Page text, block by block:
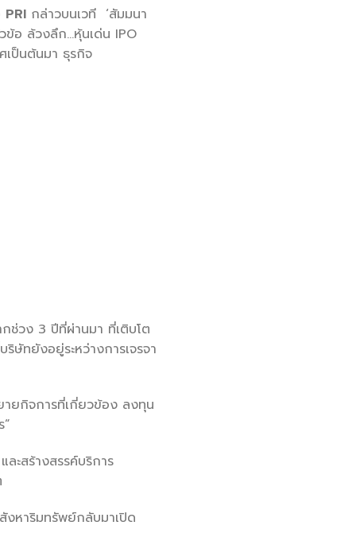
PRI กล่าวบนเวที ‘สัมมนา
ข้อ ล้วงลึก…หุ้นเด่น IPO
เป็นต้นมา ธุรกิจ
ช่วง 3 ปีที่ผ่านมา ที่เติบโต
ทยังอยู่ระหว่างการเจรจา
ายกิจการที่เกี่ยวข้อง ลงทุน
ะสร้างสรรค์บริการ
งหาริมทรัพย์กลับมาเปิด